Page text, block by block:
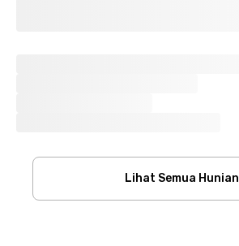
Lihat Semua Hunian